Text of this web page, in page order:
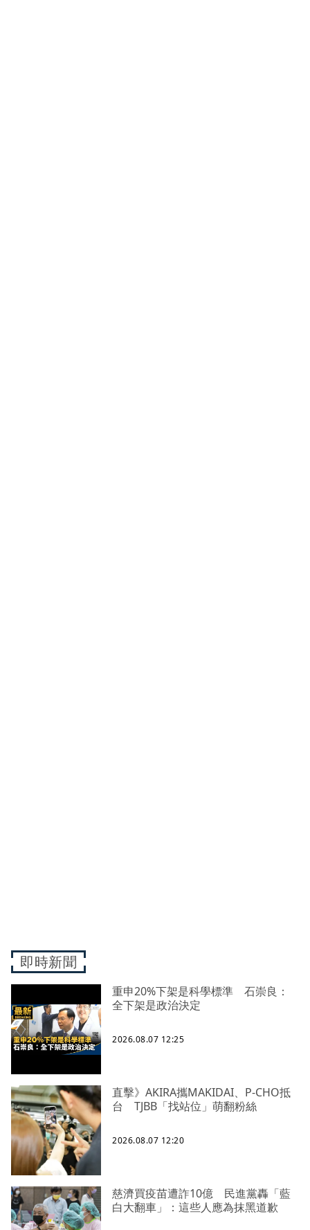
即時新聞
重申20%下架是科學標準 石崇良：
全下架是政治決定
2026.08.07 12:25
直擊》AKIRA攜MAKIDAI、P-CHO抵
台 TJBB「找站位」萌翻粉絲
2026.08.07 12:20
慈濟買疫苗遭詐10億 民進黨轟「藍
白大翻車」：這些人應為抹黑道歉